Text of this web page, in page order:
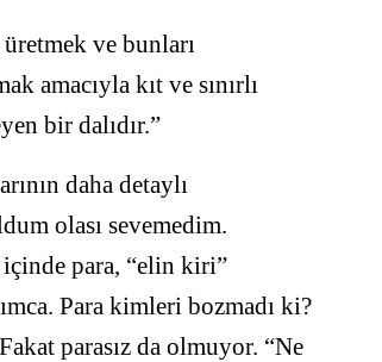
ve bunları
amacıyla kıt ve sınırlı
bir dalıdır.”
daha detaylı
olası sevemedim.
para, “elin kiri”
Para kimleri bozmadı ki?
parasız da olmuyor. “Ne